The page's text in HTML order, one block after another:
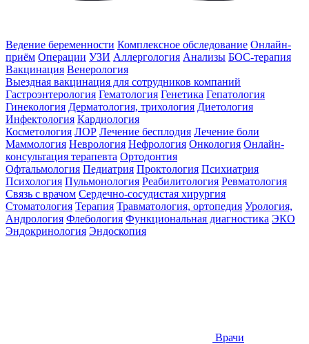
Ведение беременности Комплексное обследование Онлайн-
приём Операции УЗИ Аллергология Анализы БОС-терапия
Вакцинация Венерология
Выездная вакцинация для сотрудников компаний
Гастроэнтерология Гематология Генетика Гепатология
Гинекология Дерматология, трихология Диетология
Инфектология Кардиология
Косметология ЛОР Лечение бесплодия Лечение боли
Маммология Неврология Нефрология Онкология Онлайн-
консультация терапевта Ортодонтия
Офтальмология Педиатрия Проктология Психиатрия
Психология Пульмонология Реабилитология Ревматология
Связь с врачом Сердечно-сосудистая хирургия
Стоматология Терапия Травматология, ортопедия Урология,
Андрология Флебология Функциональная диагностика ЭКО
Эндокринология Эндоскопия
Врачи